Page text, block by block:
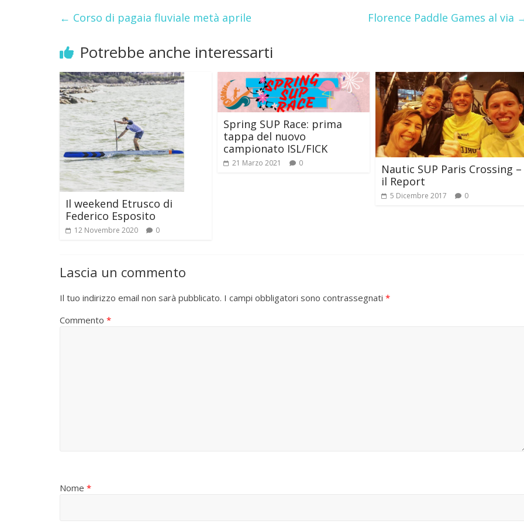
← Corso di pagaia fluviale metà aprile Florence Paddle Games al via
Potrebbe anche interessarti
Il weekend Etrusco di
Federico Esposito
12 Novembre 2020 0
Spring SUP Race: prima
tappa del nuovo
campionato ISL/FICK
21 Marzo 2021 0
Nautic SUP Paris Crossing –
il Report
5 Dicembre 2017 0
Lascia un commento
Il tuo indirizzo email non sarà pubblicato. I campi obbligatori sono contrassegnati *
Commento *
Nome *